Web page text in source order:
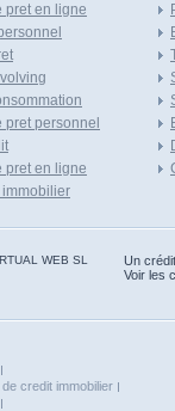
pret en ligne
pret personnel
pret en ligne
WEB SL
Un
Voir les
credit immobilier